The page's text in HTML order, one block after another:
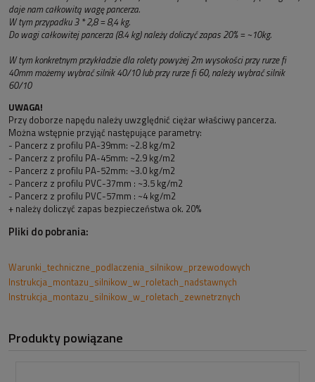
daje nam całkowitą wagę pancerza.
W tym przypadku 3 * 2,8 = 8,4 kg.
Do wagi całkowitej pancerza (8.4 kg) należy doliczyć zapas 20% = ~10kg.
W tym konkretnym przykładzie dla rolety powyżej 2m wysokości przy rurze fi
40mm możemy wybrać silnik 40/10 lub przy rurze fi 60, należy wybrać silnik
60/10
UWAGA!
Przy doborze napędu należy uwzględnić ciężar właściwy pancerza.
Można wstępnie przyjąć następujące parametry:
- Pancerz z profilu PA-39mm: ~2.8 kg/m2
- Pancerz z profilu PA-45mm: ~2.9 kg/m2
- Pancerz z profilu PA-52mm: ~3.0 kg/m2
- Pancerz z profilu PVC-37mm : ~3.5 kg/m2
- Pancerz z profilu PVC-57mm : ~4 kg/m2
+ należy doliczyć zapas bezpieczeństwa ok. 20%
Pliki do pobrania:
Warunki_techniczne_podlaczenia_silnikow_przewodowych
Instrukcja_montazu_silnikow_w_roletach_nadstawnych
Instrukcja_montazu_silnikow_w_roletach_zewnetrznych
Produkty powiązane